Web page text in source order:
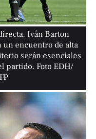
Iván Barton
encuentro de alta
serán esenciales
partido. Foto EDH/